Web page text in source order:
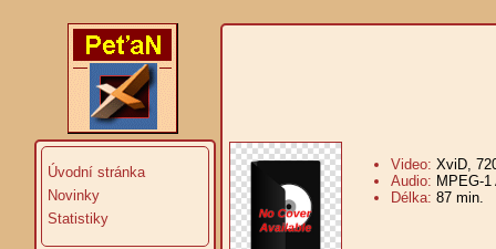
Úvodní stránka
Novinky
Statistiky
Video: XviD,
Audio: MPEG-
Délka: 87 min.